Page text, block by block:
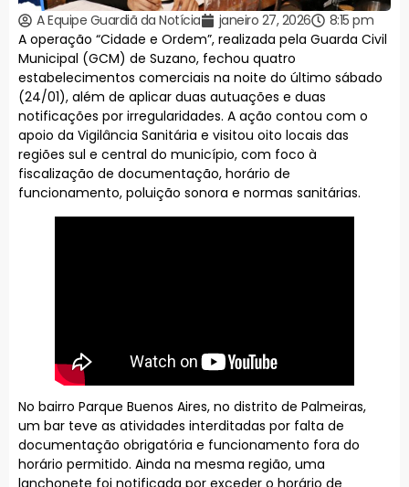
A Equipe Guardiã da Notícia janeiro 27, 2026
8:15 pm
A operação “Cidade e Ordem”, realizada pela Guarda Civil
Municipal (GCM) de Suzano, fechou quatro
estabelecimentos comerciais na noite do último sábado
(24/01), além de aplicar duas autuações e duas
notificações por irregularidades. A ação contou com o
apoio da Vigilância Sanitária e visitou oito locais das
regiões sul e central do município, com foco à
fiscalização de documentação, horário de
funcionamento, poluição sonora e normas sanitárias.
No bairro Parque Buenos Aires, no distrito de Palmeiras,
um bar teve as atividades interditadas por falta de
documentação obrigatória e funcionamento fora do
horário permitido. Ainda na mesma região, uma